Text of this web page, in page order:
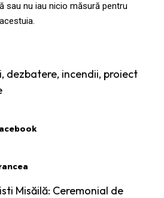
sau nu iau nicio măsură pentru
, dezbatere, incendii, proiect
Misăilă: Ceremonial de